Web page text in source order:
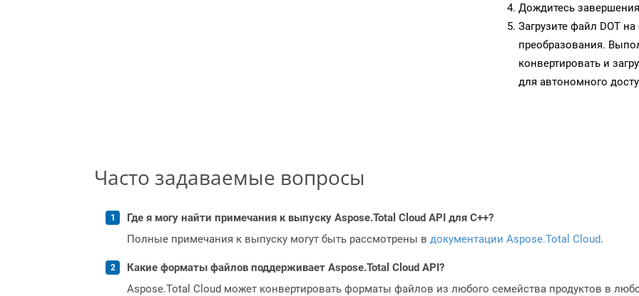
Дождитесь
Загрузите файл DOT
преобразования.
конвертировать и
для автономного
Часто задаваемые вопросы
Где я могу найти примечания к выпуску Aspose.Total Cloud API для C++?
Полные примечания к выпуску могут быть рассмотрены в документации Aspose.Total Cloud.
Какие форматы файлов поддерживает Aspose.Total Cloud API?
Aspose.Total Cloud может конвертировать форматы файлов из любого семейства продуктов в